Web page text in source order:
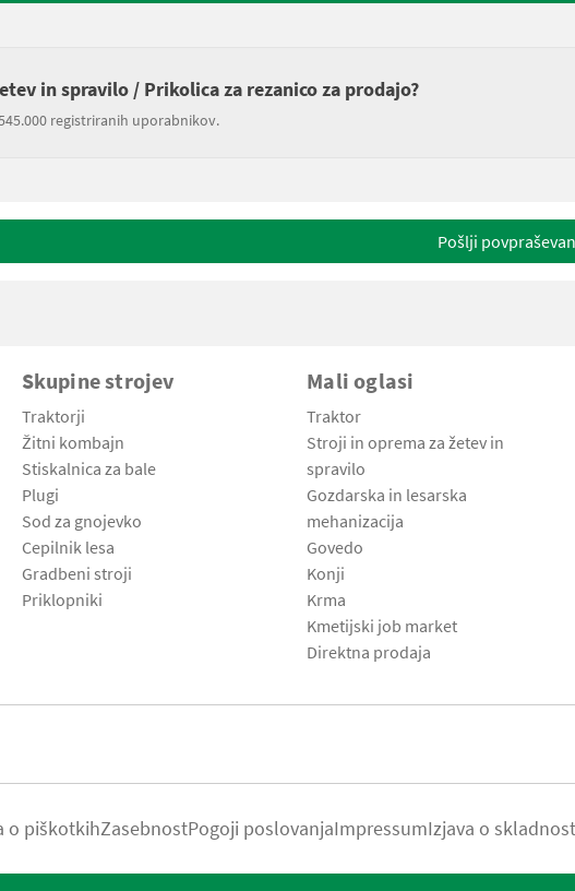
in spravilo / Prikolica za rezanico za prodajo?
registriranih uporabnikov.
Pošlji
Skupine strojev
Traktorji
Žitni kombajn
Stiskalnica za bale
Plugi
Sod za gnojevko
Cepilnik lesa
Gradbeni stroji
Priklopniki
Mali oglasi
Traktor
Stroji in oprema za žetev in
spravilo
Gozdarska in lesarska
mehanizacija
Govedo
Konji
Krma
Kmetijski job market
Direktna prodaja
o piškotkihZasebnostPogoji poslovanjaImpressumIzjava o